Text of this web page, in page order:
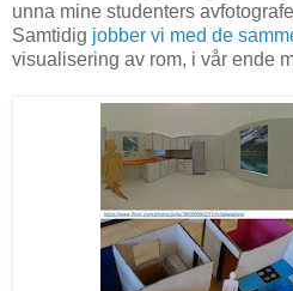
unna mine studenters
Samtidig jobber vi med de
visualisering av rom, i vår ende